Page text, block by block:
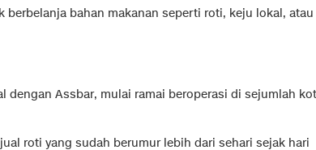
berbelanja bahan makanan seperti roti, keju lokal,
dengan Assbar, mulai ramai beroperasi di sejumlah
roti yang sudah berumur lebih dari sehari sejak hari